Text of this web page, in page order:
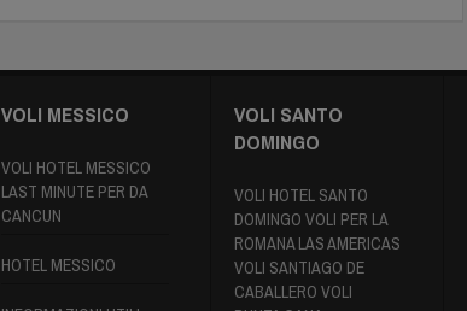
VOLI MESSICO
VOLI HOTEL MESSICO
LAST MINUTE PER DA
CANCUN
HOTEL MESSICO
VOLI SANTO
DOMINGO
VOLI HOTEL SANTO
DOMINGO VOLI PER LA
ROMANA LAS AMERICAS
VOLI SANTIAGO DE
CABALLERO VOLI